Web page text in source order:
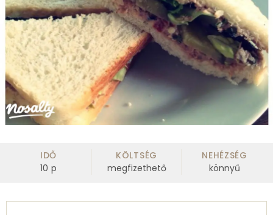
IDŐ
10 p
KÖLTSÉG
megfizethető
NEHÉZSÉG
könnyű